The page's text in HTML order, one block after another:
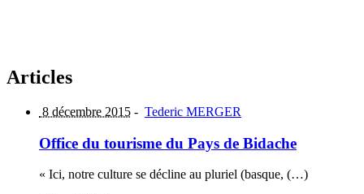
Articles
8 décembre 2015 - Tederic MERGER
Office du tourisme du Pays de Bidache
« Ici, notre culture se décline au pluriel (basque, (…)